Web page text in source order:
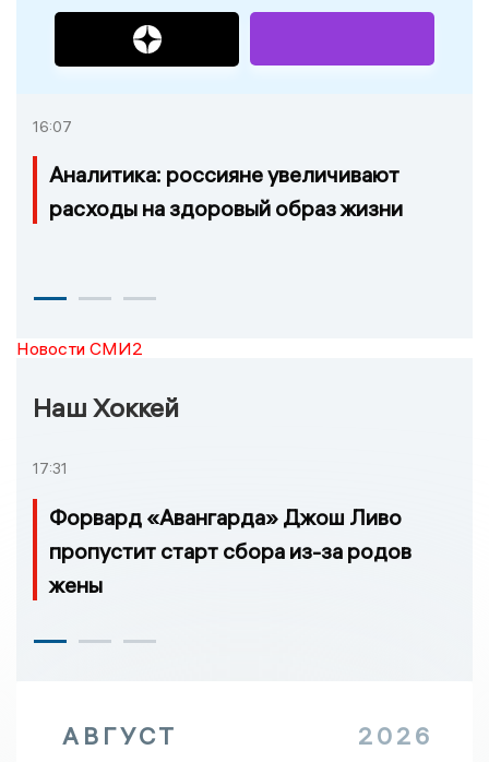
16:07
Аналитика: россияне увеличивают
расходы на здоровый образ жизни
Новости СМИ2
Наш Хоккей
17:31
Форвард «Авангарда» Джош Ливо
пропустит старт сбора из-за родов
жены
АВГУСТ 2026